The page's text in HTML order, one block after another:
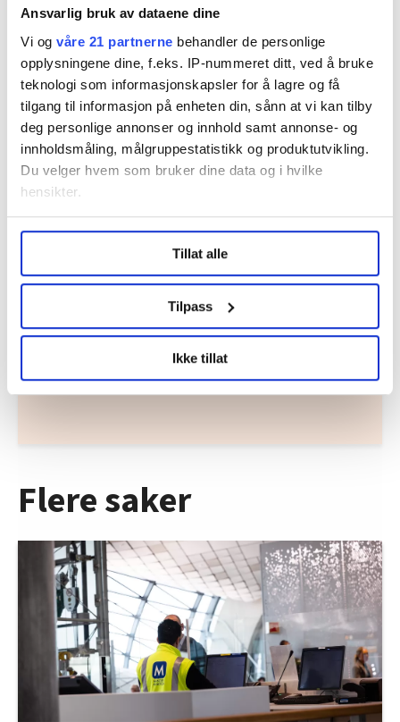
Ansvarlig bruk av dataene dine
Vi og våre 21 partnerne behandler de personlige
opplysningene dine, f.eks. IP-nummeret ditt, ved å bruke
teknologi som informasjonskapsler for å lagre og få
tilgang til informasjon på enheten din, sånn at vi kan tilby
deg personlige annonser og innhold samt annonse- og
innholdsmåling, målgruppestatistikk og produktutvikling.
Du velger hvem som bruker dine data og i hvilke
hensikter.
Undermer infokan du lese om hvordan dine personlige
data behandles og hvordan du kan velge hvordan de skal
brukes. Du kan hele tiden endre eller trekke tilbake ditt
samtykke fra erklæringen om informasjonskapsler.
LO Medias publikasjoner frifagbevegelse.no, hk-nytt.no
og fontene.no bruker informasjonskapsler (cookies) for å
lære hvordan våre nettsider blir brukt slik at vi tilby
Vi deler bare informasjon om hvordan du bruker
innenfor analyse og annonsering. Disse er angitt i
oversikten lengre ned på denne siden.
Tillat alle
Tilpass
Ikke tillat
stillingsannonser
Regionleder Region Indre Øst
Fellesforbundet
Moelv
Flere saker